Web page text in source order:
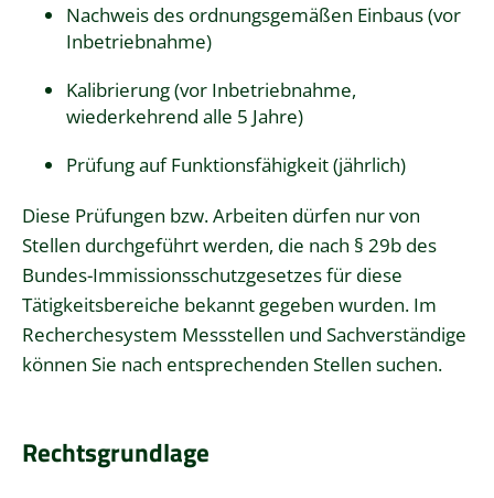
Nachweis des ordnungsgemäßen Einbaus (vor
Inbetriebnahme)
Kalibrierung (vor Inbetriebnahme,
wiederkehrend alle 5 Jahre)
Prüfung auf Funktionsfähigkeit (jährlich)
Diese Prüfungen bzw. Arbeiten dürfen nur von
Stellen durchgeführt werden, die nach § 29b des
Bundes-Immissionsschutzgesetzes für diese
Tätigkeitsbereiche bekannt gegeben wurden. Im
Recherchesystem Messstellen und Sachverständige
können Sie nach entsprechenden Stellen suchen.
Rechtsgrundlage